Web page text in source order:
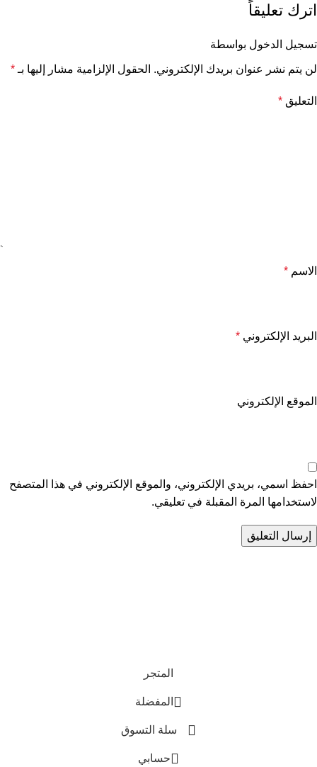
اترك تعليقاً
تسجيل الدخول بواسطة
لن يتم نشر عنوان بريدك الإلكتروني. الحقول الإلزامية مشار إليها بـ *
التعليق *
الاسم *
البريد الإلكتروني *
الموقع الإلكتروني
احفظ اسمي، بريدي الإلكتروني، والموقع الإلكتروني في هذا المتصفح
لاستخدامها المرة المقبلة في تعليقي.
المتجر
المفضلة
سلة التسوق
حسابي